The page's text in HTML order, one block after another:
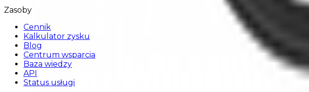
Zasoby
Cennik
Kalkulator zysku
Blog
Centrum wsparcia
Baza wiedzy
API
Status usługi